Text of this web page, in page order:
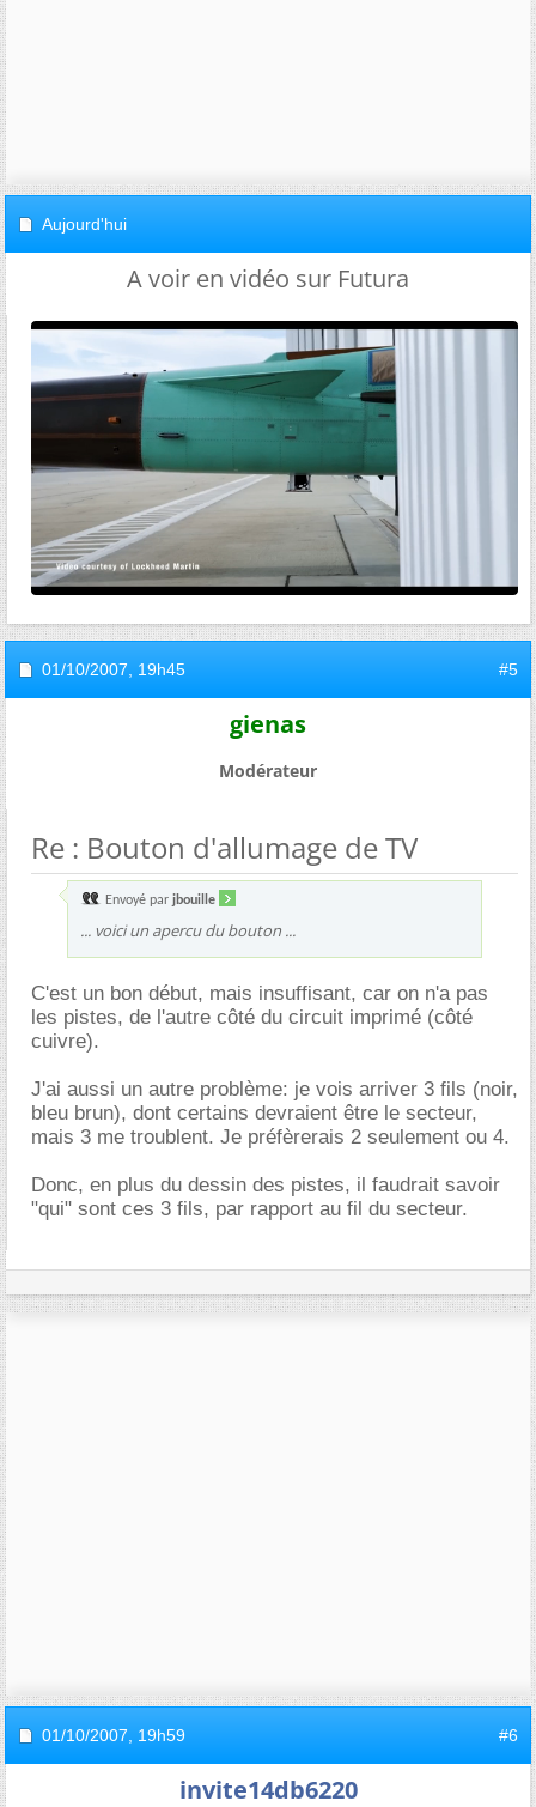
Aujourd'hui
A voir en vidéo sur Futura
01/10/2007, 19h45 #5
gienas
Modérateur
Re : Bouton d'allumage de TV
Envoyé par jbouille
... voici un apercu du bouton ...
C'est un bon début, mais insuffisant, car on n'a pas
les pistes, de l'autre côté du circuit imprimé (côté
cuivre).
J'ai aussi un autre problème: je vois arriver 3 fils (noir,
bleu brun), dont certains devraient être le secteur,
mais 3 me troublent. Je préfèrerais 2 seulement ou 4.
Donc, en plus du dessin des pistes, il faudrait savoir
"qui" sont ces 3 fils, par rapport au fil du secteur.
01/10/2007, 19h59 #6
invite14db6220